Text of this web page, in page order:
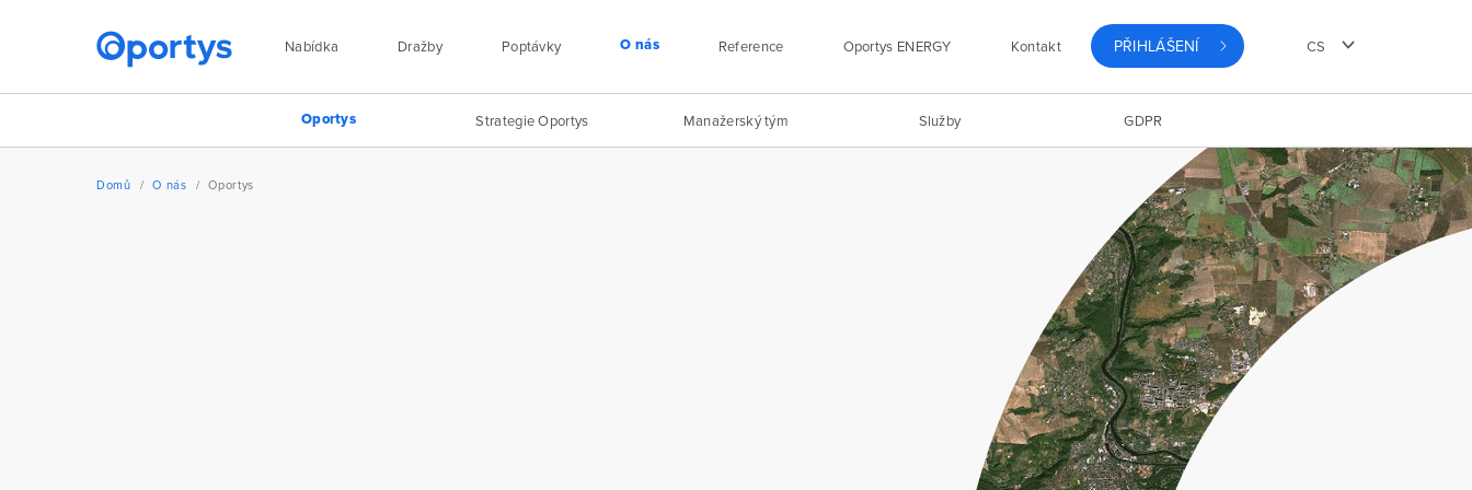
Nabídka Dražby Poptávky O nás
Oportys Strategie Oportys Manažerský tým Služby GDPR
Reference Oportys ENERGY Kontakt PŘIHLÁŠENÍ CS
Domů O nás Oportys